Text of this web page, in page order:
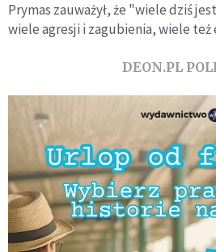
Prymas zauważył, że "wiele dziś
wiele agresji i zagubienia, wiele też
DEON.PL